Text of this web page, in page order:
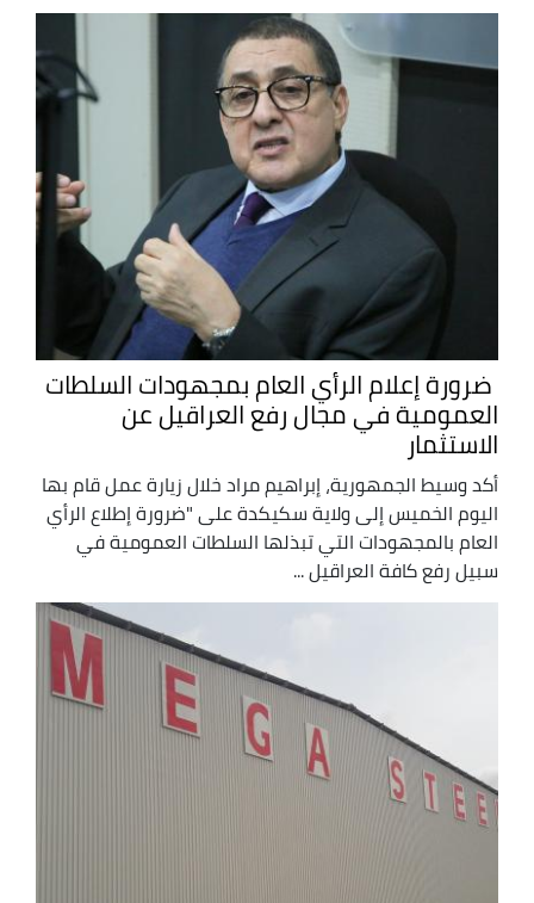
ضرورة إعلام الرأي العام بمجهودات السلطات
العمومية في مجال رفع العراقيل عن
الاستثمار
أكد وسيط الجمهورية، إبراهيم مراد خلال زيارة عمل قام بها
اليوم الخميس إلى ولاية سكيكدة على "ضرورة إطلاع الرأي
العام بالمجهودات التي تبذلها السلطات العمومية في
سبيل رفع كافة العراقيل ...